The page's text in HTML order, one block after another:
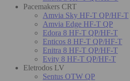
Pacemakers CRT
Amvia Sky HF-T QP/HF-T
Amvia Edge HF-T QP
Edora 8 HF-T QP/HF-T
Enticos 8 HF-T QP/HF-T
Enitra 8 HF-T QP/HF-T
Evity 8 HF-T QP/HF-T
Eletrodos LV
Sentus OTW QP